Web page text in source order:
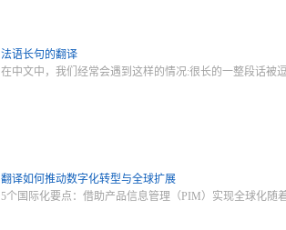
法语长句的翻译
在中文中，我们经常会遇到这样的情况:很长的一整段话被
翻译如何推动数字化转型与全球扩展
5个国际化要点：借助产品信息管理（PIM）实现全球化